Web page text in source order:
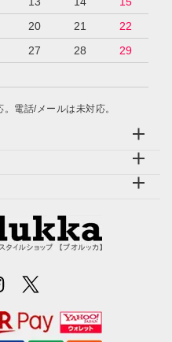
20 21
22
27 28
29
電話/メールは未対応。